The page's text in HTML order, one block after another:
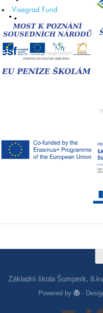
Základní škola Šumperk,
Powered by -